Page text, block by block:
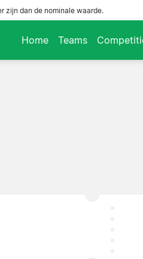
zijn dan de nominale waarde.
Home Teams